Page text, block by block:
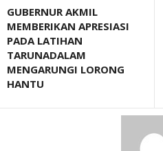
GUBERNUR AKMIL
MEMBERIKAN APRESIASI
PADA LATIHAN
TARUNADALAM
MENGARUNGI LORONG
HANTU